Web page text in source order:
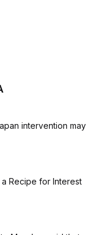
intervention may
a Recipe for Interest